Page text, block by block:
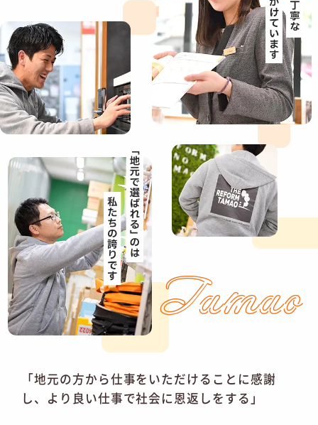
Tamao
「地元の方から仕事をいただけることに感謝
し、より良い仕事で社会に恩返しをする」